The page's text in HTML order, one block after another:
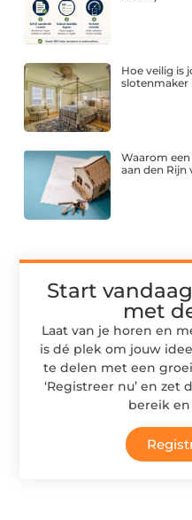
Hoe veilig is
slotenmaker
Waarom
aan den Rijn
Start
met
Laat van je horen en
is dé plek om jouw
te delen met een
‘Registreer nu’ en zet
bereik